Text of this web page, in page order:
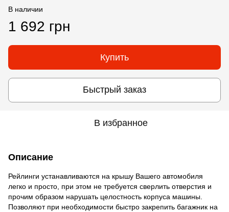
В наличии
1 692 грн
Купить
Быстрый заказ
В избранное
Описание
Рейлинги устанавливаются на крышу Вашего автомобиля
легко и просто, при этом не требуется сверлить отверстия и
прочим образом нарушать целостность корпуса машины.
Позволяют при необходимости быстро закрепить багажник на